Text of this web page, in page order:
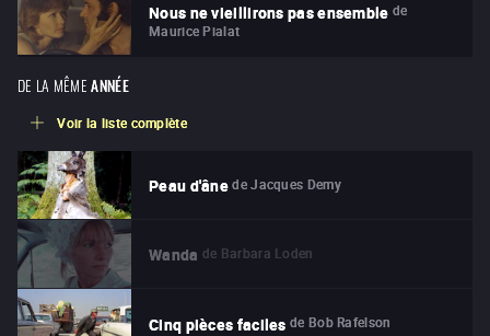
Nous ne vieillirons pas ensemble de
Maurice Pialat
DE LA MÊME ANNÉE
Voir la liste complète
Peau d'âne de Jacques Demy
Wanda de Barbara Loden
Cinq pièces faciles de Bob Rafelson